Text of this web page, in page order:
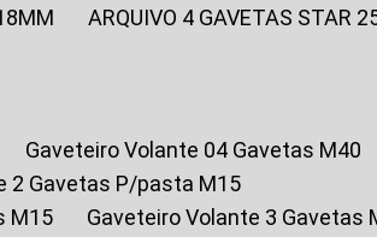
ARQUIVO 4 GAVETAS STAR
Gaveteiro Volante 04 Gavetas M40
2 Gavetas P/pasta M15
M15
Gaveteiro Volante 3 Gavetas